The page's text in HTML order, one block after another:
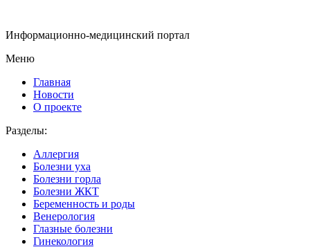
Информационно-медицинский портал
Меню
Главная
Новости
О проекте
Разделы:
Аллергия
Болезни уха
Болезни горла
Болезни ЖКТ
Беременность и роды
Венерология
Глазные болезни
Гинекология